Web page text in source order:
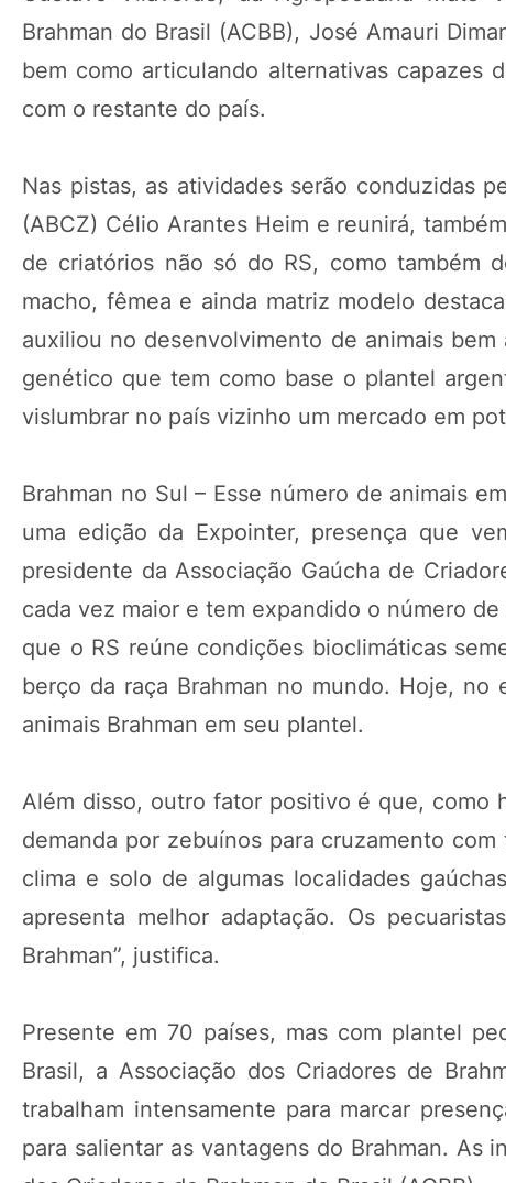
Brahman do Brasil (ACBB), José Amauri
bem como articulando alternativas capazes
com o restante do país.
Nas pistas, as atividades serão conduzidas
(ABCZ) Célio Arantes Heim e reunirá,
de criatórios não só do RS, como também
macho, fêmea e ainda matriz modelo
auxiliou no desenvolvimento de animais
genético que tem como base o plantel
vislumbrar no país vizinho um mercado em
Brahman no Sul – Esse número de animais
uma edição da Expointer, presença que
presidente da Associação Gaúcha de
cada vez maior e tem expandido o número
que o RS reúne condições bioclimáticas
berço da raça Brahman no mundo. Hoje,
animais Brahman em seu plantel.
Além disso, outro fator positivo é que, como
demanda por zebuínos para cruzamento
clima e solo de algumas localidades
apresenta melhor adaptação. Os
Brahman”, justifica.
Presente em 70 países, mas com plantel
Brasil, a Associação dos Criadores de
trabalham intensamente para marcar
para salientar as vantagens do Brahman. As